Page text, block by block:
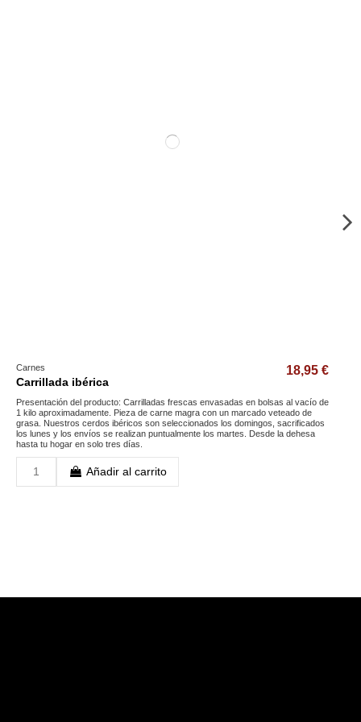
Carnes
Carrillada ibérica
18,95 €
Presentación del producto: Carrilladas frescas envasadas en bolsas al vacío de
1 kilo aproximadamente. Pieza de carne magra con un marcado veteado de
grasa. Nuestros cerdos ibéricos son seleccionados los domingos, sacrificados
los lunes y los envíos se realizan puntualmente los martes. Desde la dehesa
hasta tu hogar en solo tres días.
Añadir al carrito